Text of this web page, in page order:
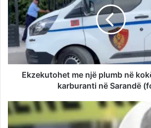
Ekzekutohet me një plumb në
karburanti në Sarandë